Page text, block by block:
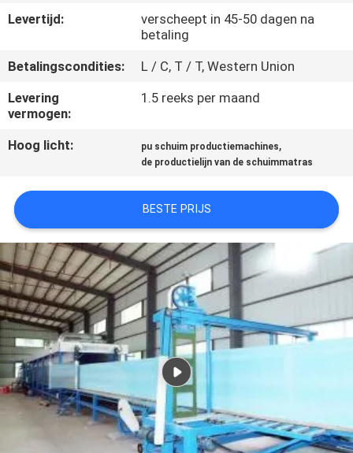
CITAAT
SITEMAP
PRIVACYBELEID
Levertijd:
verscheept in 45-50 dagen na
betaling
Betalingscondities:
L / C, T / T, Western Union
Levering
vermogen:
1.5 reeks per maand
Hoog licht: pu schuim productiemachines,
de productielijn van de schuimmatras
BESTE PRIJS